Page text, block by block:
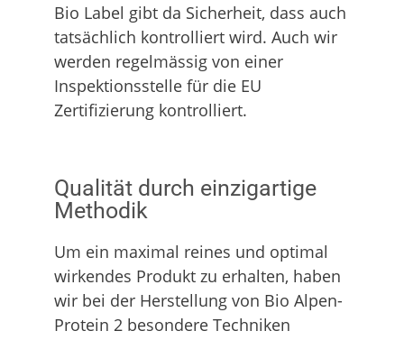
Bio Label gibt da Sicherheit, dass auch
tatsächlich kontrolliert wird. Auch wir
werden regelmässig von einer
Inspektionsstelle für die EU
Zertifizierung kontrolliert.
Qualität durch einzigartige
Methodik
Um ein maximal reines und optimal
wirkendes Produkt zu erhalten, haben
wir bei der Herstellung von Bio Alpen-
Protein 2 besondere Techniken